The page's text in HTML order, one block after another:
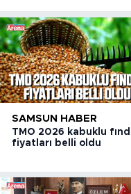
SAMSUN HABER
TMO 2026 kabuklu
fiyatları belli oldu